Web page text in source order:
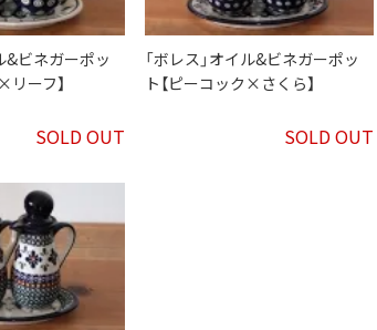
&ビネガーポッ
リーフ】
SOLD OUT
「ボレス」オイル&ビネガーポッ
ト【ピーコック×さくら】
SOLD OUT